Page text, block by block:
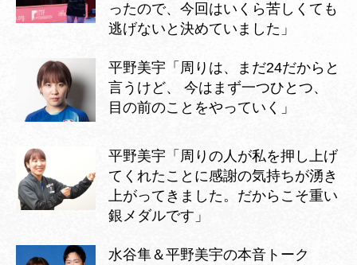
ったので、今回はいくら苦しくても
逃げないと決めていました」
平野美宇「周りは、まだ24だからと
言うけど、 今はまず一つひとつ、
目の前のことをやっていく」
平野美宇「周りの人が私を押し上げ
てくれたことに感謝の気持ちが湧き
上がってきました。だからこそ重い
銀メダルです」
水谷隼＆平野美宇の本音トーク